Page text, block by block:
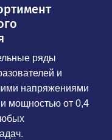
ряды
и
напряжениями
мощностью от 0,4